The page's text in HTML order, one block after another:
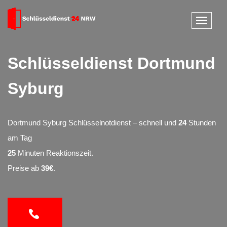
Schlüsseldienst Dortmund
Syburg
Dortmund Syburg Schlüsselnotdienst – schnell und 24Stunden
am Tag
25 Minuten Reaktionszeit.
Preise ab 39€.